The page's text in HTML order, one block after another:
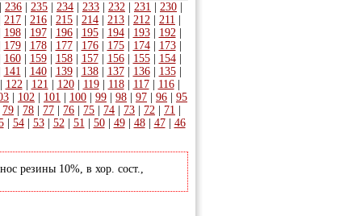
236 235 234 233 232 231 230
217 216 215 214 213 212 211
198| 197| 196| 195| 194| 193| 192|
179| 178| 177| 176| 175| 174| 173|
160| 159| 158| 157| 156| 155| 154|
141 140| 139| 138| 137| 136| 135|
122| 121 120| 119| 118| 117| 116|
102 101 100 99 98 97 96
95
79 78 77 76 75 74 73 72 71
| 54| 53| 52| 51 50| 49| 48| 47| 46
резины 10%, в хор. сост.,